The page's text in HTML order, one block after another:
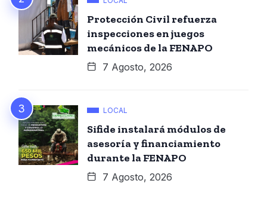
Protección Civil refuerza
inspecciones en juegos
mecánicos de la FENAPO
7 Agosto, 2026
LOCAL
Sifide instalará módulos de
asesoría y financiamiento
durante la FENAPO
7 Agosto, 2026